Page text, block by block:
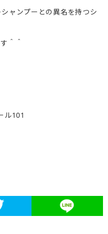
ャンプーとの異名を持つシ
＾＾
ル101